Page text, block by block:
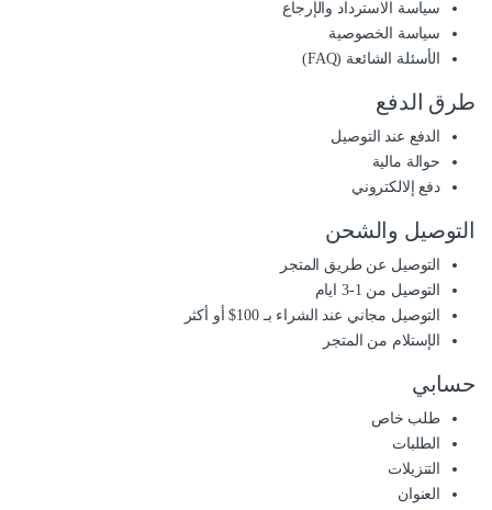
سياسة الاسترداد والإرجاع
سياسة الخصوصية
الأسئلة الشائعة (FAQ)
طرق الدفع
الدفع عند التوصيل
حوالة مالية
دفع إلالكتروني
التوصيل والشحن
التوصيل عن طريق المتجر
التوصيل من 1-3 ايام
التوصيل مجاني عند الشراء بـ 100$ أو أكثر
الإستلام من المتجر
حسابي
طلب خاص
الطلبات
التنزيلات
العنوان